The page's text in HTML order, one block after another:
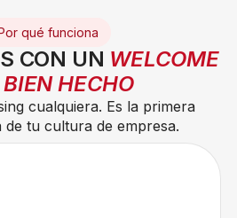
qué funciona
CON UN WELCOME
HECHO
cualquiera. Es la primera
de tu cultura de empresa.